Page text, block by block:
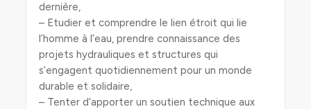
dernière,
– Etudier et comprendre le lien étroit qui lie
l’homme à l’eau, prendre connaissance des
projets hydrauliques et structures qui
s’engagent quotidiennement pour un monde
durable et solidaire,
– Tenter d’apporter un soutien technique aux